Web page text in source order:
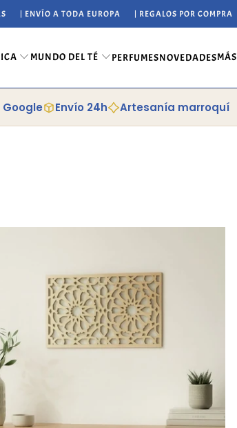
| ENVÍO A TODA EUROPA | REGALOS POR COMPRA
MUNDO DEL TÉ PERFUMESNOVEDADESMÁS
Envío 24h Artesanía marroquí